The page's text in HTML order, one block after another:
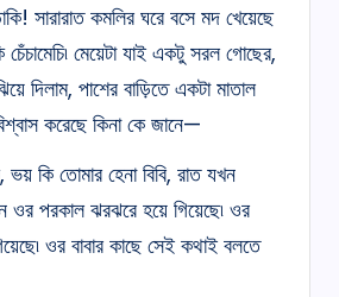
সারারাত কমলির ঘরে বসে মদ খেয়েছে
মেয়েটা যাই একটু সরল গোছের,
দিলাম, পাশের বাড়িতে একটা মাতাল
করেছে কিনা কে জানে—
ভয় কি তোমার হেনা বিবি, রাত যখন
ওর পরকাল ঝরঝরে হয়ে গিয়েছে৷ ওর
ওর বাবার কাছে সেই কথাই বলতে